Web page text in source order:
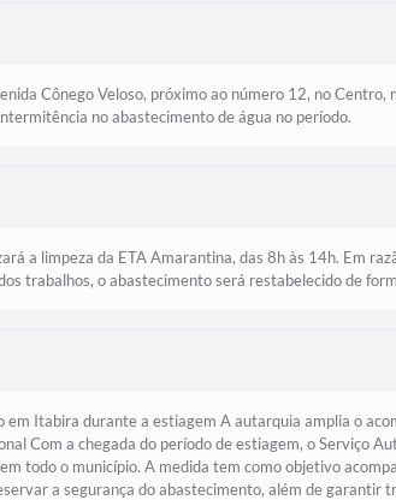
Cônego Veloso, próximo ao número 12, no
no abastecimento de água no período.
a limpeza da ETA Amarantina, das 8h às 14h. Em
trabalhos, o abastecimento será restabelecido de
Itabira durante a estiagem A autarquia amplia o
Com a chegada do período de estiagem, o Serviço
todo o município. A medida tem como objetivo
a segurança do abastecimento, além de garantir